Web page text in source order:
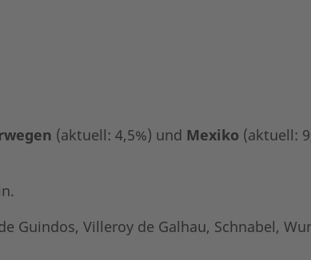
(aktuell: 4,5%) und Mexiko (aktuell:
Guindos, Villeroy de Galhau, Schnabel,